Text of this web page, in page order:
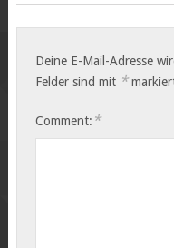
Deine E-Mail-Adresse
Felder sind mit *
Comment: *